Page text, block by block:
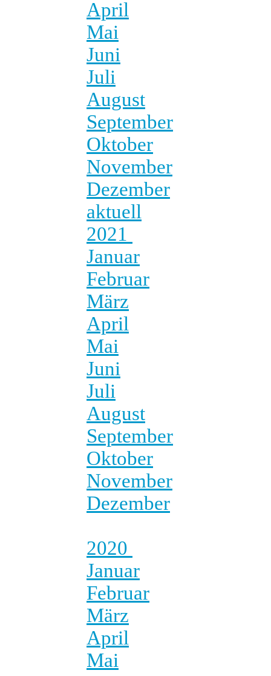
April
Mai
Juni
Juli
August
September
Oktober
November
Dezember
aktuell
2021
Januar
Februar
März
April
Mai
Juni
Juli
August
September
Oktober
November
Dezember
2020
Januar
Februar
März
April
Mai